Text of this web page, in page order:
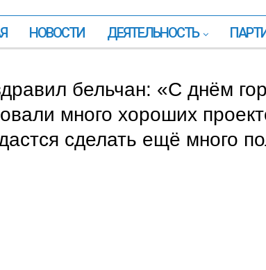
НОВОСТИ ДЕЯТЕЛЬНОСТЬ
бельчан: «С днём
много хороших
сделать ещё много